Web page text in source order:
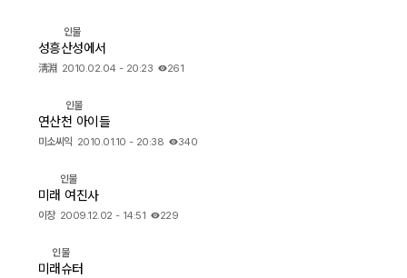
인물
성흥산성에서
淸淵 2010.02.04 - 20:23 261
인물
연산천 아이들
미소씨익 2010.01.10 - 20:38 340
인물
미래 여진사
이장 2009.12.02 - 14:51 229
인물
미래슈터